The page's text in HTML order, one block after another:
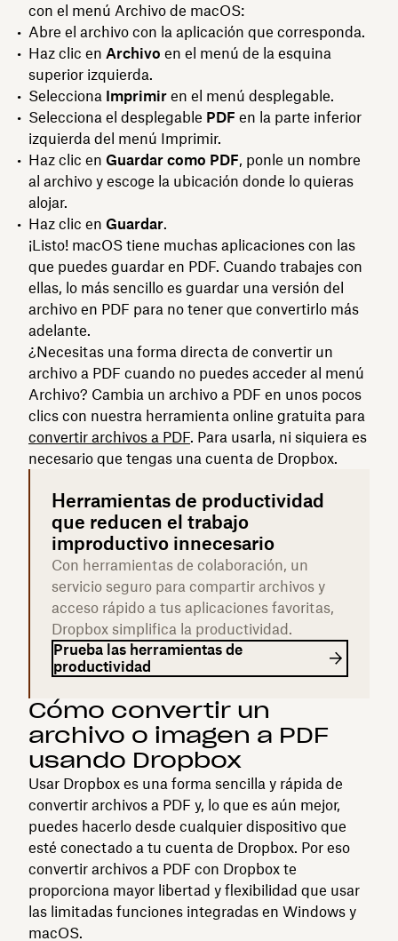
con el menú Archivo de macOS:
Abre el archivo con la aplicación que corresponda.
Haz clic en Archivo en el menú de la esquina
superior izquierda.
Selecciona Imprimir en el menú desplegable.
Selecciona el desplegable PDF en la parte inferior
izquierda del menú Imprimir.
Haz clic en Guardar como PDF, ponle un nombre
al archivo y escoge la ubicación donde lo quieras
alojar.
Haz clic en Guardar.
¡Listo! macOS tiene muchas aplicaciones con las
que puedes guardar en PDF. Cuando trabajes con
ellas, lo más sencillo es guardar una versión del
archivo en PDF para no tener que convertirlo más
adelante.
¿Necesitas una forma directa de convertir un
archivo a PDF cuando no puedes acceder al menú
Archivo? Cambia un archivo a PDF en unos pocos
clics con nuestra herramienta online gratuita para
convertir archivos a PDF. Para usarla, ni siquiera es
necesario que tengas una cuenta de Dropbox.
Herramientas de productividad
que reducen el trabajo
improductivo innecesario
Con herramientas de colaboración, un
servicio seguro para compartir archivos y
acceso rápido a tus aplicaciones favoritas,
Dropbox simplifica la productividad.
Prueba las herramientas de
productividad
Cómo convertir un
archivo o imagen a PDF
usando Dropbox
Usar Dropbox es una forma sencilla y rápida de
convertir archivos a PDF y, lo que es aún mejor,
puedes hacerlo desde cualquier dispositivo que
esté conectado a tu cuenta de Dropbox. Por eso
convertir archivos a PDF con Dropbox te
proporciona mayor libertad y flexibilidad que usar
las limitadas funciones integradas en Windows y
macOS.